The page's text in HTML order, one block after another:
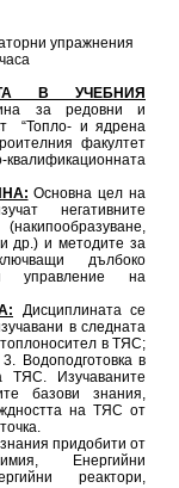
упражнения
В УЧЕБНИЯ
за редовни и
“Топло- и ядрена
факултет
Основна цел на
негативните
др.) и методите за
дълбоко
управление на
Дисциплината се
в следната
в ТЯС;
Водоподготовка в
Изучаваните
базови знания,
на ТЯС от
придобити от
Енергийни
реактори,